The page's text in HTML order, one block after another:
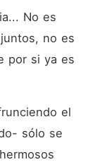
No es
no es
por si ya es
el
sólo se